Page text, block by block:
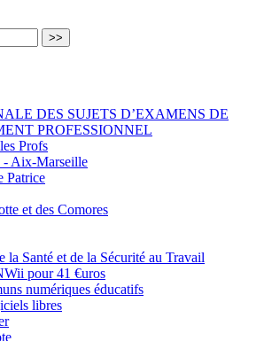
>>
DES SUJETS D’EXAMENS DE
PROFESSIONNEL
Profs
- Aix-Marseille
Patrice
et des Comores
la Santé et de la Sécurité au Travail
pour 41 €uros
numériques éducatifs
libres